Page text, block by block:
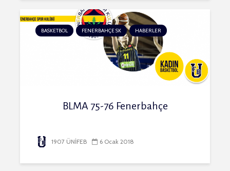
BASKETBOL FENERBAHÇE SK HABERLER
BLMA 75-76 Fenerbahçe
1907 ÜNİFEB 6 Ocak 2018